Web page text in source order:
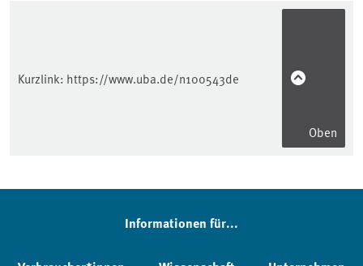
Kurzlink: https://www.uba.de/n100543de
Oben
Informationen für...